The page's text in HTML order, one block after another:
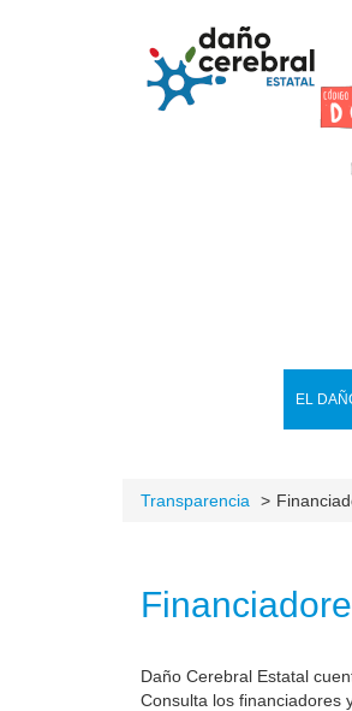
EL
Transparencia
Daño Cerebral Estatal
Consulta los financiadores